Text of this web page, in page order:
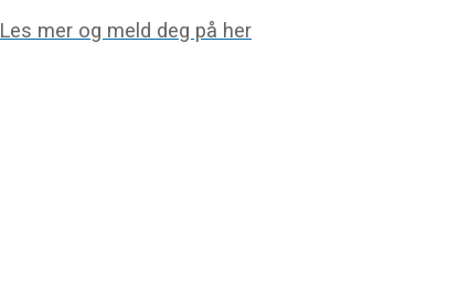
Les mer og meld deg på her